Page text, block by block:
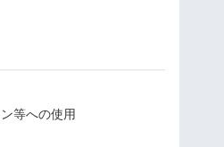
等への使用